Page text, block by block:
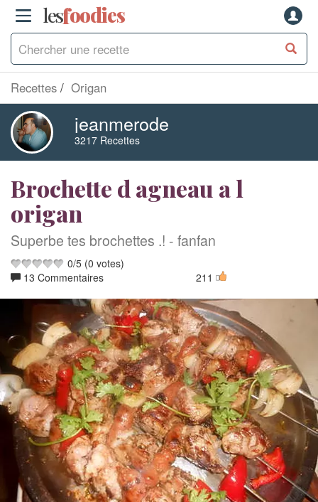
lesfoodies
Recettes Origan
jeanmerode
3217 Recettes
Brochette d agneau a l
origan
Superbe tes brochettes .! - fanfan
0/5 (0 votes)
13 Commentaires
211